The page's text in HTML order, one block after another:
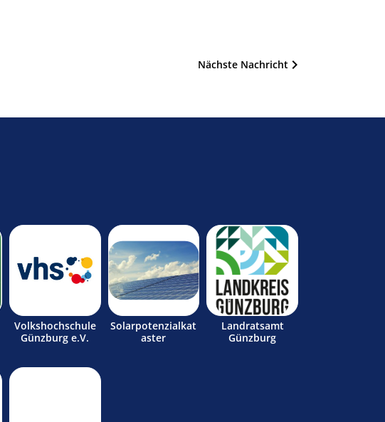
Nächste Nachricht
Volkshochschule
Günzburg e.V.
Solarpotenzialkat
aster
Landratsamt
Günzburg